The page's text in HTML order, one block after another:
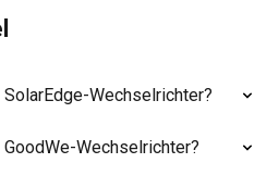
Wechselrichter?
Wechselrichter?